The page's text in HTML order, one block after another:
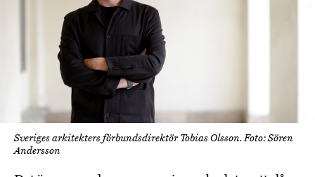
Sveriges arkitekters förbundsdirektör Tobias Olsson. Foto: Sören
Andersson